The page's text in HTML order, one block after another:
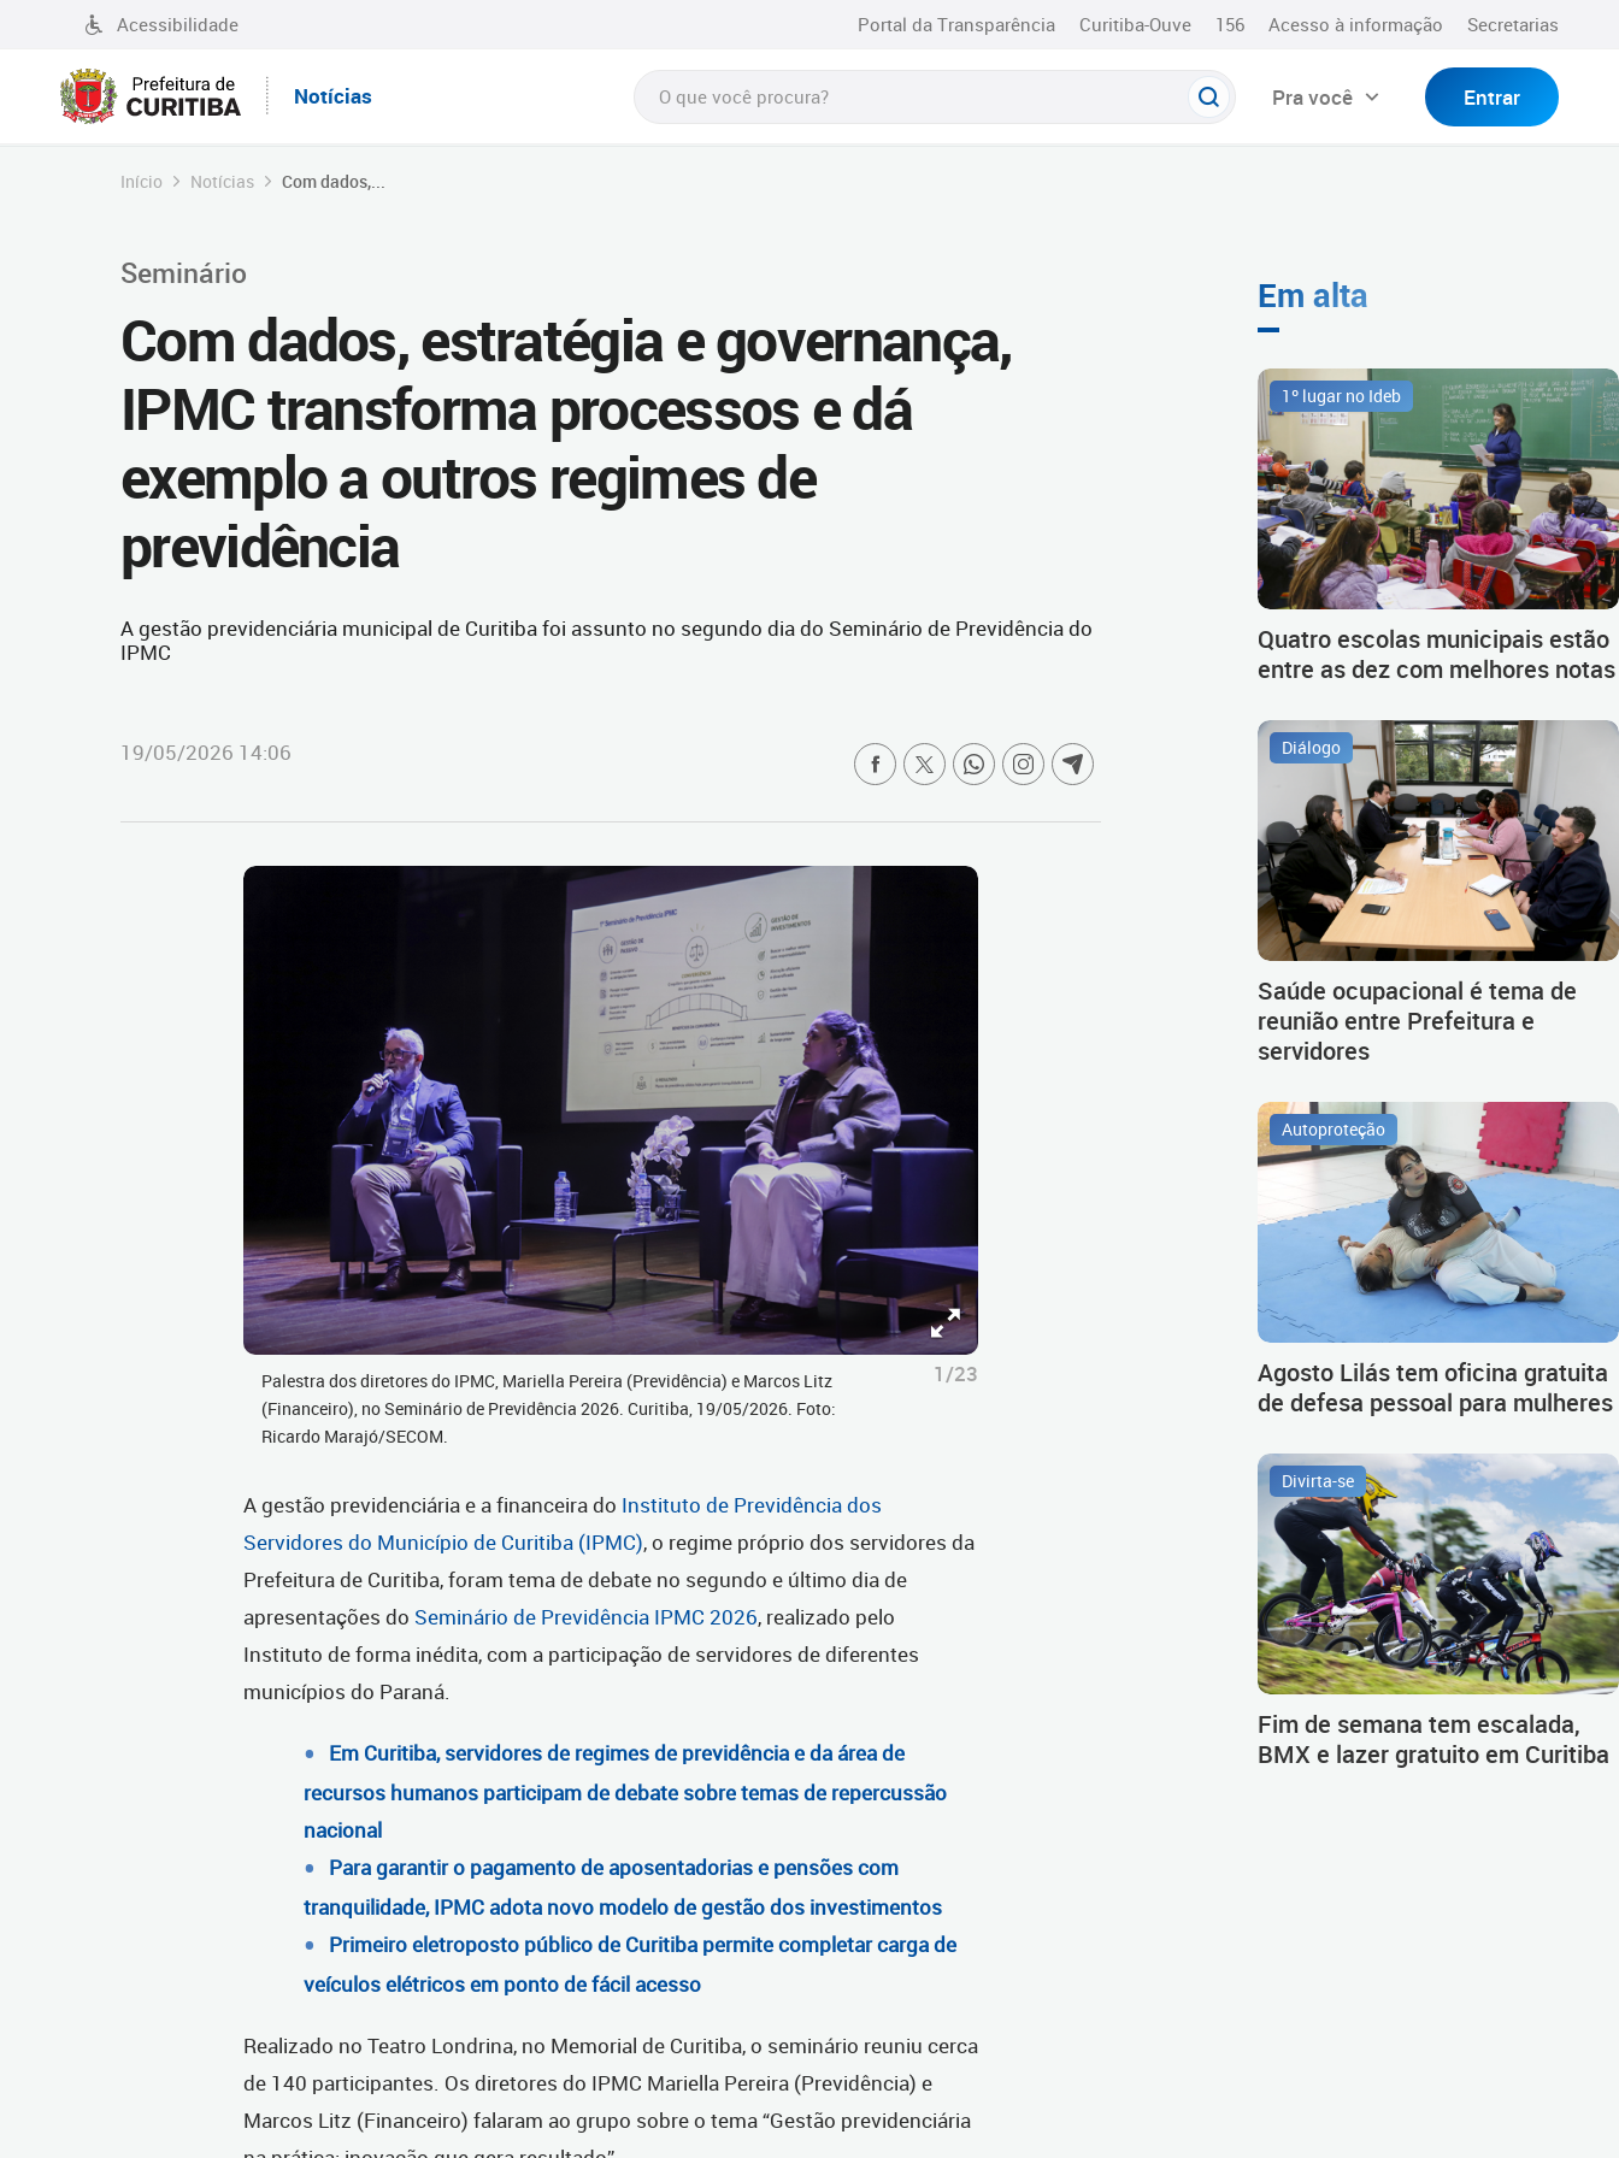
Acessibilidade Portal da Transparência Curitiba-Ouve 156 Acesso à informação Secretarias
Notícias Pra você Entrar
Início Notícias Com dados,...
Seminário
Com dados, estratégia e governança,
IPMC transforma processos e dá
exemplo a outros regimes de
previdência
A gestão previdenciária municipal de Curitiba foi assunto no segundo dia do Seminário de Previdência do
IPMC
19/05/2026 14:06
Palestra dos diretores do IPMC, Mariella Pereira (Previdência) e Marcos Litz
(Financeiro), no Seminário de Previdência 2026. Curitiba, 19/05/2026. Foto:
Ricardo Marajó/SECOM.
1/23
A gestão previdenciária e a financeira do Instituto de Previdência dos
Servidores do Município de Curitiba (IPMC), o regime próprio dos servidores da
Prefeitura de Curitiba, foram tema de debate no segundo e último dia de
apresentações do Seminário de Previdência IPMC 2026, realizado pelo
Instituto de forma inédita, com a participação de servidores de diferentes
municípios do Paraná.
Em Curitiba, servidores de regimes de previdência e da área de
recursos humanos participam de debate sobre temas de repercussão
nacional
Para garantir o pagamento de aposentadorias e pensões com
tranquilidade, IPMC adota novo modelo de gestão dos investimentos
Primeiro eletroposto público de Curitiba permite completar carga de
veículos elétricos em ponto de fácil acesso
Realizado no Teatro Londrina, no Memorial de Curitiba, o seminário reuniu cerca
de 140 participantes. Os diretores do IPMC Mariella Pereira (Previdência) e
Marcos Litz (Financeiro) falaram ao grupo sobre o tema “Gestão previdenciária
Em alta
1º lugar no Ideb
Quatro escolas municipais estão
entre as dez com melhores notas
Diálogo
Saúde ocupacional é tema de
reunião entre Prefeitura e
servidores
Autoproteção
Agosto Lilás tem oficina gratuita
de defesa pessoal para mulheres
Divirta-se
Fim de semana tem escalada,
BMX e lazer gratuito em Curitiba